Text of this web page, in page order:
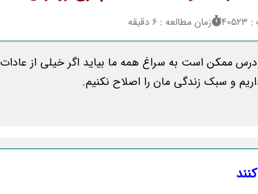
زمان مطالعه : 6 دقیقه
ممکن است به سراغ همه ما بیاید اگر خیلی از عادات
و سبک زندگی مان را اصلاح نکنیم.